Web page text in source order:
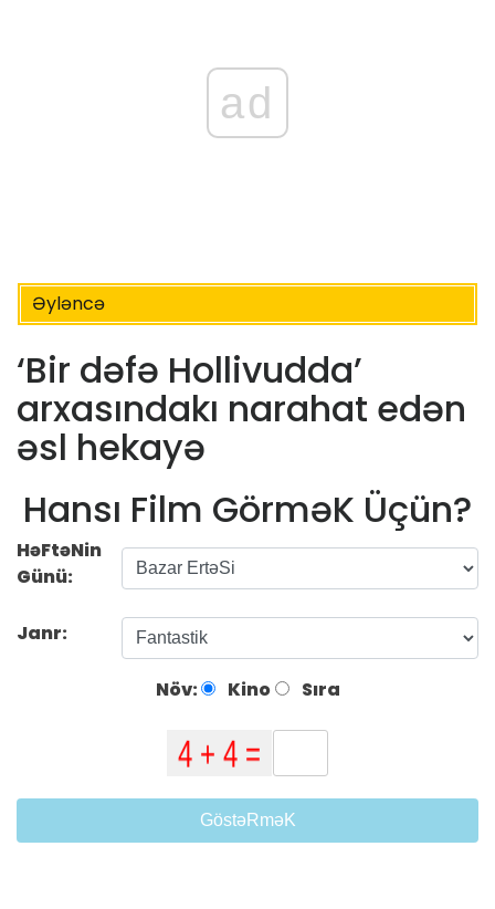
ad
Əyləncə
‘Bir dəfə Hollivudda’
arxasındakı narahat edən
əsl hekayə
Hansı Film GörməK Üçün?
HəFtəNin
Günü:
Janr:
Növ: Kino Sıra
GöstəRməK